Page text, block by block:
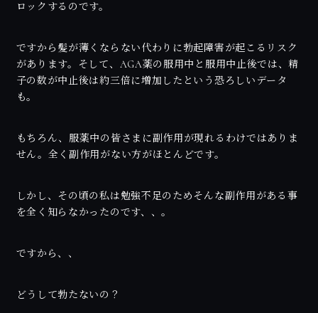
ロックするのです。
ですから髪が薄くならない代わりに勃起障害が起こるリスク
があります。そして、AGA薬の服用中と服用中止後では、精
子の数が中止後は約三倍に増加したという恐ろしいデータ
も。
もちろん、服薬中の皆さまに副作用が現れるわけではありま
せん。全く副作用がない方がほとんどです。
しかし、その頃の私は勉強不足のためそんな副作用がある事
を全く知らなかったのです、、。
ですから、、
どうして勃たないの？